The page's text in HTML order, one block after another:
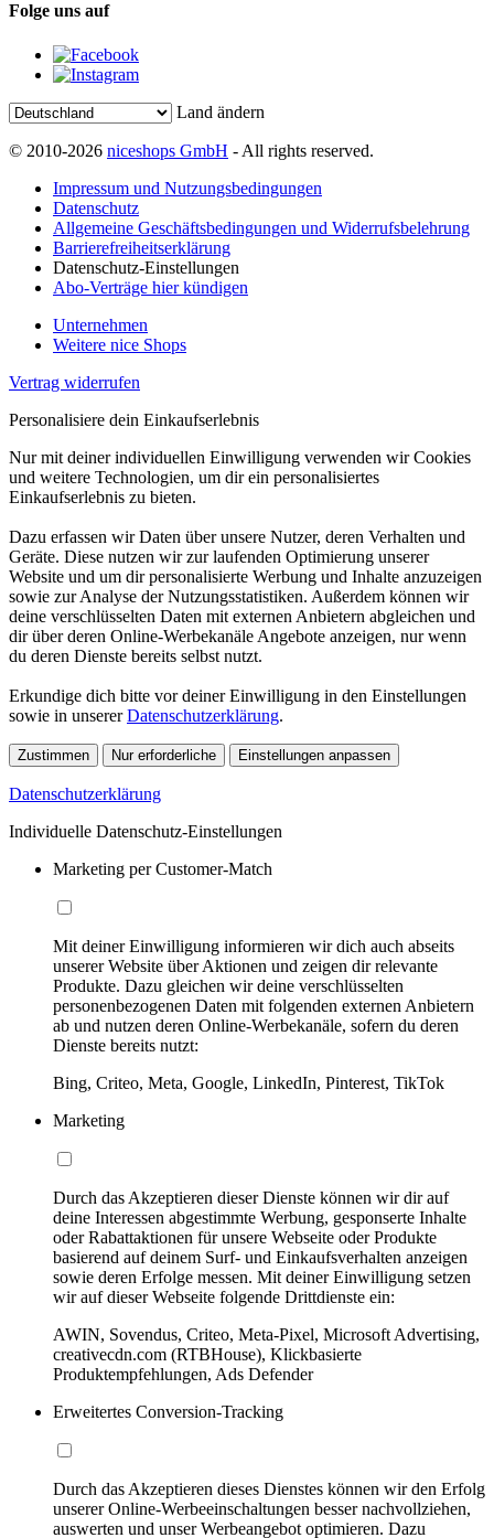
Folge uns auf
Land ändern
© 2010-2026 niceshops GmbH - All rights reserved.
Impressum und Nutzungsbedingungen
Datenschutz
Allgemeine Geschäftsbedingungen und Widerrufsbelehrung
Barrierefreiheitserklärung
Datenschutz-Einstellungen
Abo-Verträge hier kündigen
Unternehmen
Weitere nice Shops
Vertrag widerrufen
Personalisiere dein Einkaufserlebnis
Nur mit deiner individuellen Einwilligung verwenden wir Cookies
und weitere Technologien, um dir ein personalisiertes
Einkaufserlebnis zu bieten.
Dazu erfassen wir Daten über unsere Nutzer, deren Verhalten und
Geräte. Diese nutzen wir zur laufenden Optimierung unserer
Website und um dir personalisierte Werbung und Inhalte anzuzeigen
sowie zur Analyse der Nutzungsstatistiken. Außerdem können wir
deine verschlüsselten Daten mit externen Anbietern abgleichen und
dir über deren Online-Werbekanäle Angebote anzeigen, nur wenn
du deren Dienste bereits selbst nutzt.
Erkundige dich bitte vor deiner Einwilligung in den Einstellungen
sowie in unsererDatenschutzerklärung.
Zustimmen Nur erforderliche Einstellungen anpassen
Datenschutzerklärung
Individuelle Datenschutz-Einstellungen
Marketing per Customer-Match
Mit deiner Einwilligung informieren wir dich auch abseits
unserer Website über Aktionen und zeigen dir relevante
Produkte. Dazu gleichen wir deine verschlüsselten
personenbezogenen Daten mit folgenden externen Anbietern
ab und nutzen deren Online-Werbekanäle, sofern du deren
Dienste bereits nutzt:
Bing, Criteo, Meta, Google, LinkedIn, Pinterest, TikTok
Marketing
Durch das Akzeptieren dieser Dienste können wir dir auf
deine Interessen abgestimmte Werbung, gesponserte Inhalte
oder Rabattaktionen für unsere Webseite oder Produkte
basierend auf deinem Surf- und Einkaufsverhalten anzeigen
sowie deren Erfolge messen. Mit deiner Einwilligung setzen
wir auf dieser Webseite folgende Drittdienste ein:
AWIN, Sovendus, Criteo, Meta-Pixel, Microsoft Advertising,
creativecdn.com (RTBHouse), Klickbasierte
Produktempfehlungen, Ads Defender
Erweitertes Conversion-Tracking
Durch das Akzeptieren dieses Dienstes können wir den Erfolg
unserer Online-Werbeeinschaltungen besser nachvollziehen,
auswerten und unser Werbeangebot optimieren. Dazu